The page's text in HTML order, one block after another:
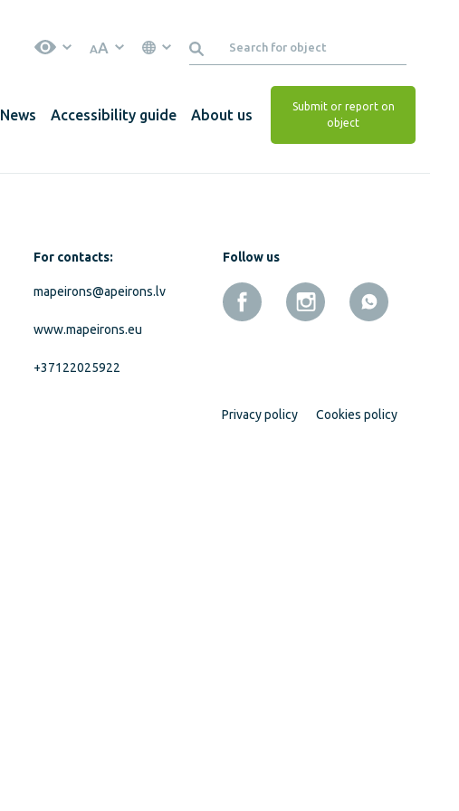
AA
News Accessibility guide About us
Submit or report on
object
For contacts:
mapeirons@apeirons.lv
www.mapeirons.eu
+37122025922
Follow us
Privacy policy Cookies policy